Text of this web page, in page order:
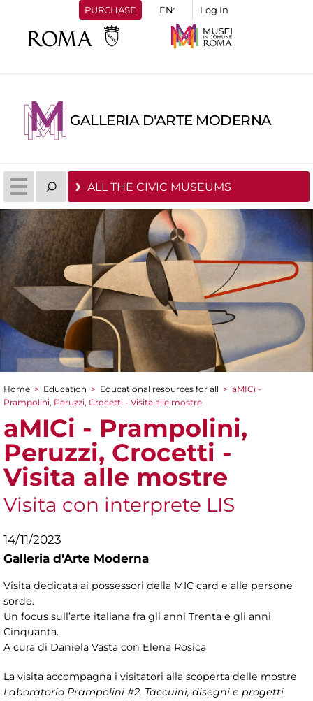
PURCHASE Log In
GALLERIA D'ARTE MODERNA
ALL THE CIVIC MUSEUMS
You are here
Home > Education > Educational resources for all > aMICi -
Prampolini, Peruzzi, Crocetti - Visita alle mostre
aMICi - Prampolini,
Peruzzi, Crocetti -
Visita alle mostre
Visita con interprete LIS
14/11/2023
Galleria d'Arte Moderna
Visita dedicata ai possessori della MIC card e alle persone
sorde.
Un focus sull’arte italiana fra gli anni Trenta e gli anni
Cinquanta.
A cura di Daniela Vasta con Elena Rosica
La visita accompagna i visitatori alla scoperta delle mostre
Laboratorio Prampolini #2. Taccuini, disegni e progetti